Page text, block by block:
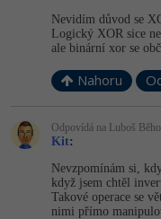
Nevidím důvod se
Logický XOR sice
ale binární xor se
Nahoru
Odpovídá na Luboš
Kit:
Nevzpomínám si,
když jsem chtěl
Takové operace se
nimi přímo